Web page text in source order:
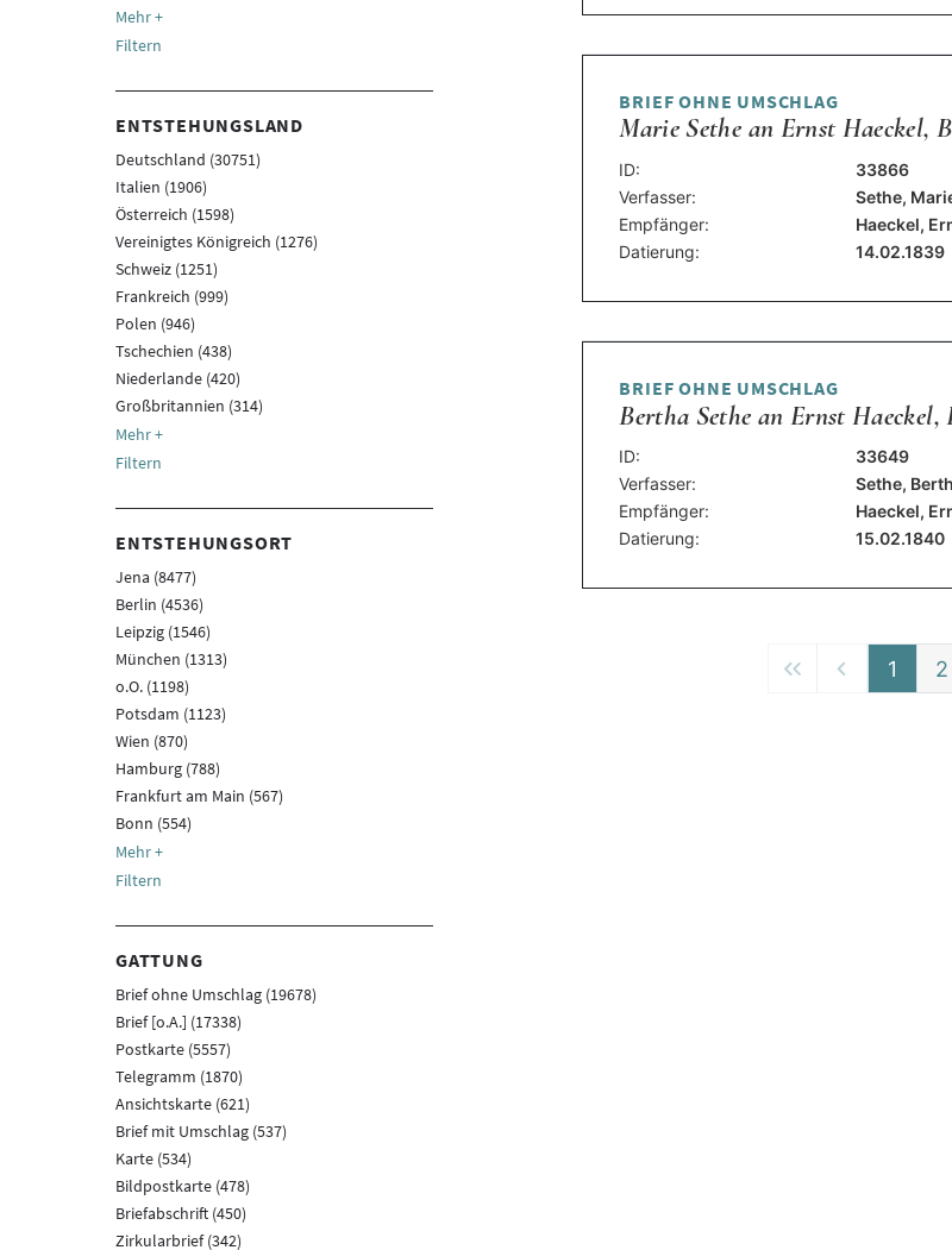
Filtern
ENTSTEHUNGSLAND
Deutschland (30751)
Italien (1906)
Österreich (1598)
Vereinigtes Königreich (1276)
Schweiz (1251)
Frankreich (999)
Polen (946)
Tschechien (438)
Niederlande (420)
Großbritannien (314)
Filtern
ENTSTEHUNGSORT
Jena (8477)
Berlin (4536)
Leipzig (1546)
München (1313)
o.O. (1198)
Potsdam (1123)
Wien (870)
Hamburg (788)
Frankfurt am Main (567)
Bonn (554)
Filtern
GATTUNG
Brief ohne Umschlag (19678)
Brief [o.A.] (17338)
Postkarte (5557)
Telegramm (1870)
Ansichtskarte (621)
Brief mit Umschlag (537)
Karte (534)
Bildpostkarte (478)
Briefabschrift (450)
Zirkularbrief (342)
BRIEF OHNE UMSCHLAG
Marie Sethe an Ernst Haeckel,
ID:
33866
Verfasser:
Sethe,
Empfänger:
Haeckel,
Datierung:
14.02.1839
BRIEF OHNE UMSCHLAG
Bertha Sethe an Ernst Haeckel,
ID:
33649
Verfasser:
Sethe,
Empfänger:
Haeckel,
Datierung:
15.02.1840
1 2